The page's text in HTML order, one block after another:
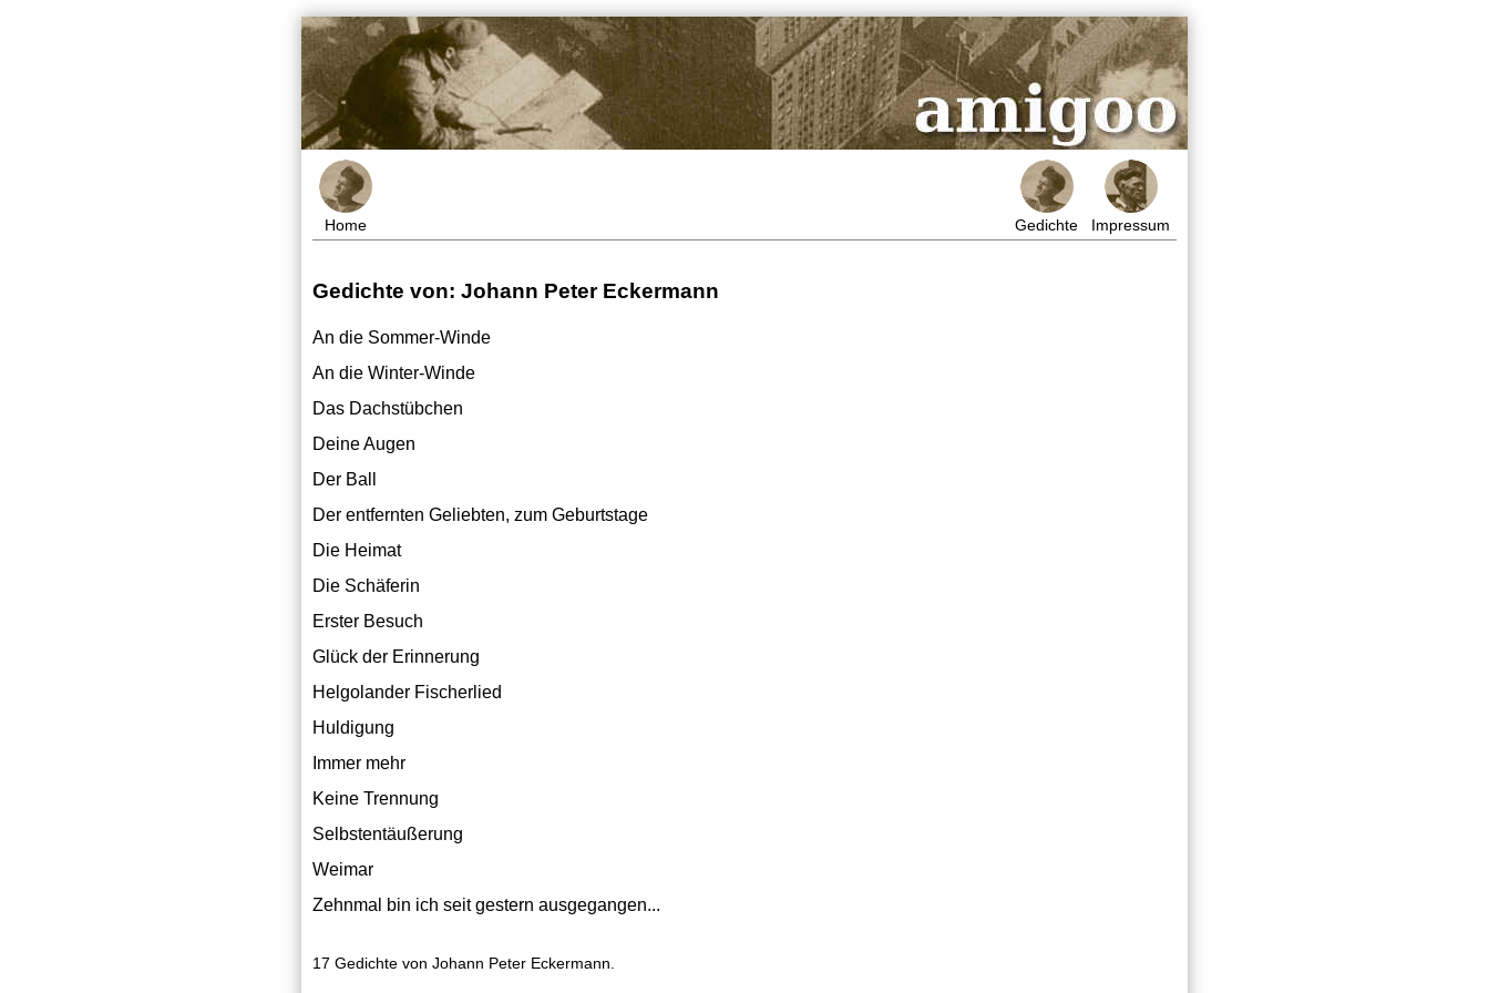
Home Gedichte Impressum
Gedichte von: Johann Peter Eckermann
An die Sommer-Winde
An die Winter-Winde
Das Dachstübchen
Deine Augen
Der Ball
Der entfernten Geliebten, zum Geburtstage
Die Heimat
Die Schäferin
Erster Besuch
Glück der Erinnerung
Helgolander Fischerlied
Huldigung
Immer mehr
Keine Trennung
Selbstentäußerung
Weimar
Zehnmal bin ich seit gestern ausgegangen...
17 Gedichte von Johann Peter Eckermann.